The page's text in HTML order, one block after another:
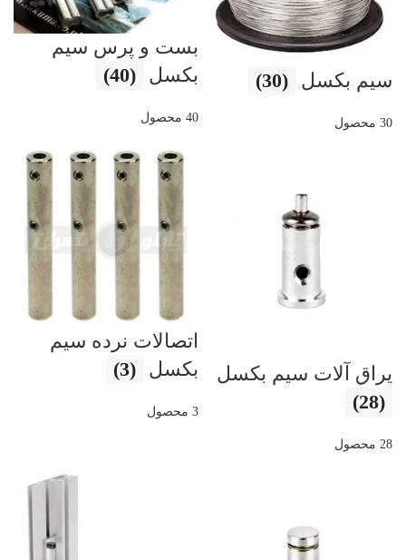
سیم بکسل (30)
30 محصول
بست و پرس سیم
بکسل (40)
40 محصول
یراق آلات سیم بکسل
(28)
28 محصول
اتصالات نرده سیم
بکسل (3)
3 محصول